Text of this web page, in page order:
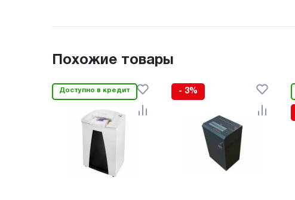
Похожие товары
Доступно в кредит - 3%